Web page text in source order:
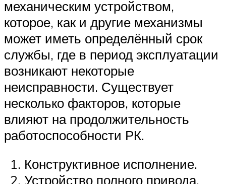
механическим устройством,
которое, как и другие механизмы
может иметь определённый срок
службы, где в период эксплуатации
возникают некоторые
неисправности. Существует
несколько факторов, которые
влияют на продолжительность
работоспособности РК.
Конструктивное исполнение.
Устройство полного привода.